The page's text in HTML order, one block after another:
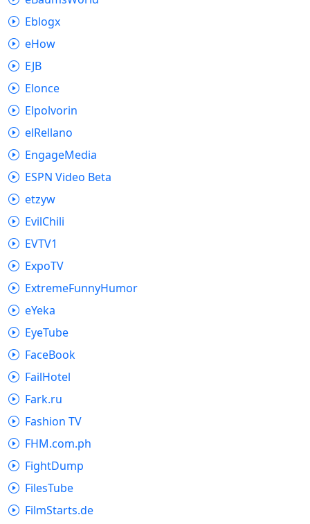
Eblogx
eHow
EJB
Elonce
Elpolvorin
elRellano
EngageMedia
ESPN Video Beta
etzyw
EvilChili
EVTV1
ExpoTV
ExtremeFunnyHumor
eYeka
EyeTube
FaceBook
FailHotel
Fark.ru
Fashion TV
FHM.com.ph
FightDump
FilesTube
FilmStarts.de